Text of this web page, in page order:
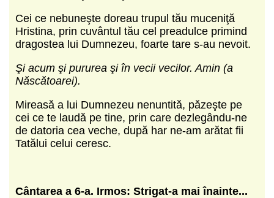
Cei ce nebuneşte doreau trupul tău muceniţă
Hristina, prin cuvântul tău cel preadulce primind
dragostea lui Dumnezeu, foarte tare s-au nevoit.
Şi acum şi pururea şi în vecii vecilor. Amin (a
Născătoarei).
Mireasă a lui Dumnezeu nenuntită, păzeşte pe
cei ce te laudă pe tine, prin care dezlegându-ne
de datoria cea veche, după har ne-am arătat fii
Tatălui celui ceresc.
Cântarea a 6-a. Irmos: Strigat-a mai înainte...